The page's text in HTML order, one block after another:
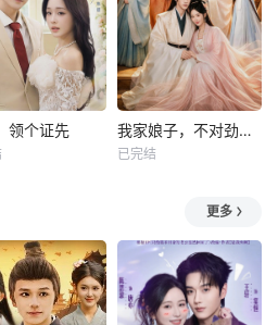
领个证先 我家娘子，不对劲第四季
已完结
更多